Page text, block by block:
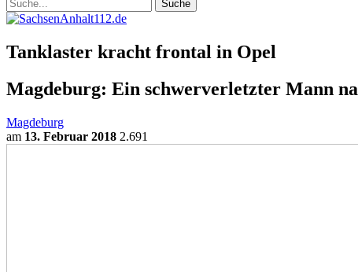
Tanklaster kracht frontal in Opel
Magdeburg: Ein schwerverletzter Mann
Magdeburg
am 13. Februar 2018 2.691